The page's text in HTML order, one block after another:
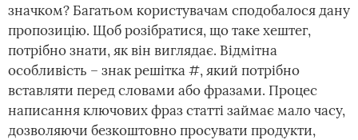
значком? Багатьом користувачам сподобалося дану
пропозицію. Щоб розібратися, що таке хештег,
потрібно знати, як він виглядає. Відмітна
особливість – знак решітка #, який потрібно
вставляти перед словами або фразами. Процес
написання ключових фраз статті займає мало часу,
дозволяючи безкоштовно просувати продукти,